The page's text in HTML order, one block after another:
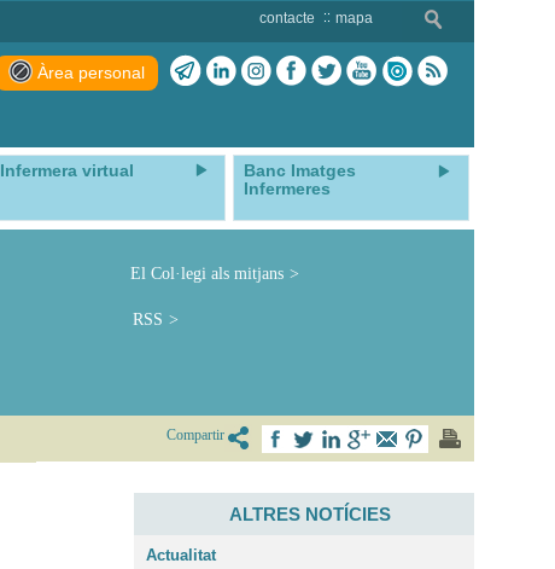
contacte mapa
Àrea personal
Infermera virtual
Banc Imatges
Infermeres
El Col·legi als mitjans
RSS
Compartir
ALTRES NOTÍCIES
Actualitat